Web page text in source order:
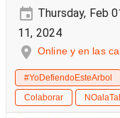
Thursday, Feb
11, 2024
Online y en las
#YoDefiendoEsteArbol
Colaborar